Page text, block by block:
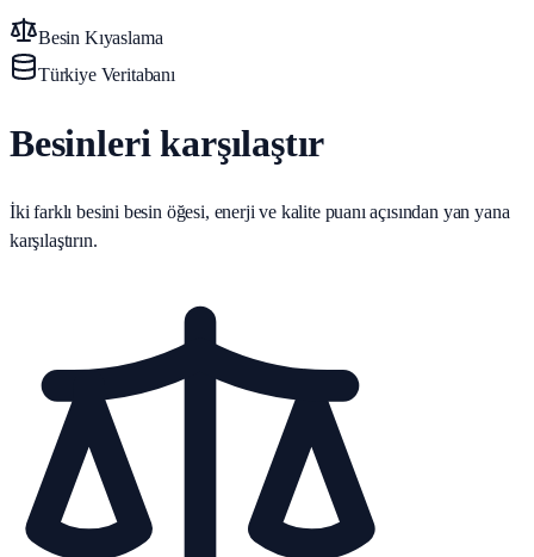
Besin Kıyaslama
Türkiye Veritabanı
Besinleri karşılaştır
İki farklı besini besin öğesi, enerji ve kalite puanı açısından yan yana
karşılaştırın.